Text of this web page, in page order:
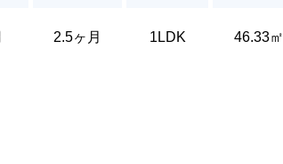
2.5ヶ月 1LDK 46.33㎡